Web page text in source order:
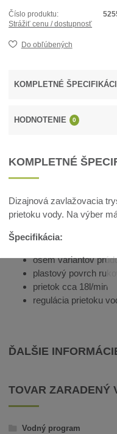
Číslo produktu:
Strážiť cenu / dostupnosť
Do obľúbených
KOMPLETNÉ
HODNOTENIE 0
KOMPLETNÉ
Dizajnová zavlažovacia
prietoku vody. Na výber
Špecifikácia:
osem variantov
plastový povrch
prietok cca 18l/min
regulácia prietoku
ĎALŠIE
TOVAR ZARADENÝ
Vodný program